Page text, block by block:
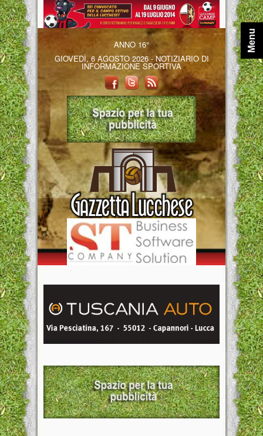
ANNO 16°
GIOVEDÌ, 6 AGOSTO 2026 - NOTIZIARIO DI
INFORMAZIONE SPORTIVA
Menu